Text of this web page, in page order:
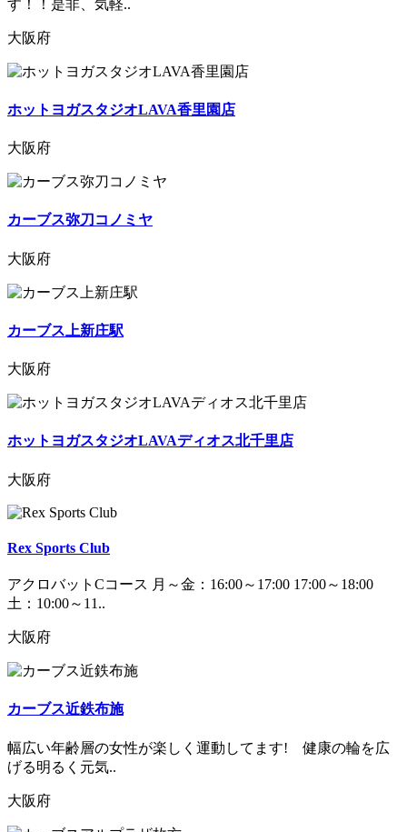
す！！是非、気軽..
大阪府
ホットヨガスタジオLAVA香里園店
大阪府
カーブス弥刀コノミヤ
大阪府
カーブス上新庄駅
大阪府
ホットヨガスタジオLAVAディオス北千里店
大阪府
Rex Sports Club
アクロバットCコース 月～金：16:00～17:00 17:00～18:00
土：10:00～11..
大阪府
カーブス近鉄布施
幅広い年齢層の女性が楽しく運動してます! 健康の輪を広
げる明るく元気..
大阪府